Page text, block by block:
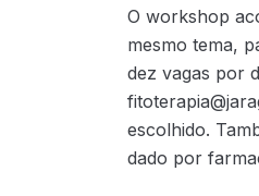
O workshop
mesmo tema,
dez vagas por
escolhido.
dado por